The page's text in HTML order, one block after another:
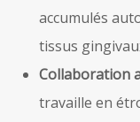
accumulés
tissus
Collaboration
travaille en